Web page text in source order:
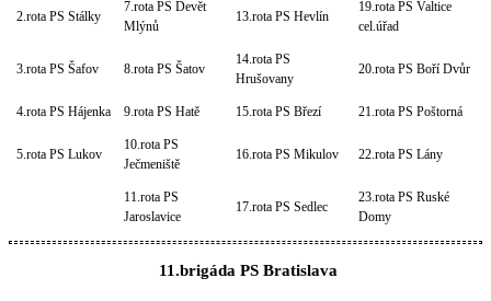
2.rota PS Stálky
7.rota PS Devět
Mlýnů
13.rota PS Hevlín
19.rota PS Valtice
cel.úřad
3.rota PS Šafov 8.rota PS Šatov
14.rota PS
Hrušovany
20.rota PS Boří Dvůr
4.rota PS Hájenka 9.rota PS Hatě 15.rota PS Březí 21.rota PS Poštorná
5.rota PS Lukov
10.rota PS
Ječmeniště
16.rota PS Mikulov 22.rota PS Lány
11.rota PS
Jaroslavice
17.rota PS Sedlec
23.rota PS Ruské
Domy
11.brigáda PS Bratislava